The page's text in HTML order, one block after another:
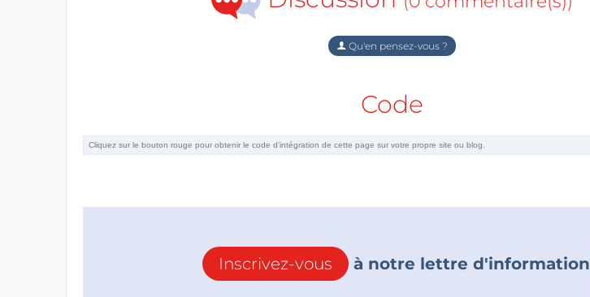
Qu'en pensez-vous ?
Code
Inscrivez-vous à notre lettre d'information